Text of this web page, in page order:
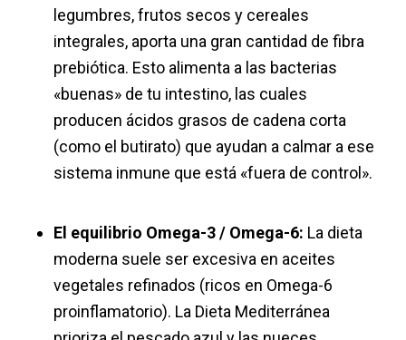
legumbres, frutos secos y cereales
integrales, aporta una gran cantidad de fibra
prebiótica. Esto alimenta a las bacterias
«buenas» de tu intestino, las cuales
producen ácidos grasos de cadena corta
(como el butirato) que ayudan a calmar a ese
sistema inmune que está «fuera de control».
El equilibrio Omega-3/ Omega-6: La dieta
moderna suele ser excesiva en aceites
vegetales refinados (ricos en Omega-6
proinflamatorio). La Dieta Mediterránea